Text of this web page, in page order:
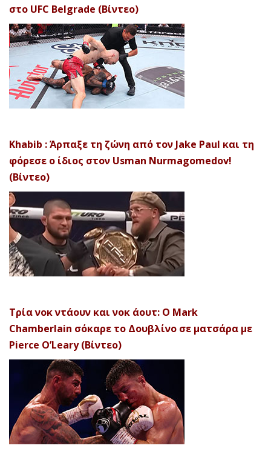
στο UFC Belgrade (Βίντεο)
Khabib : Άρπαξε τη ζώνη από τον Jake Paul και τη
φόρεσε ο ίδιος στον Usman Nurmagomedov!
(Βίντεο)
Τρία νοκ ντάουν και νοκ άουτ: Ο Mark
Chamberlain σόκαρε το Δουβλίνο σε ματσάρα με
Pierce O’Leary (Βίντεο)